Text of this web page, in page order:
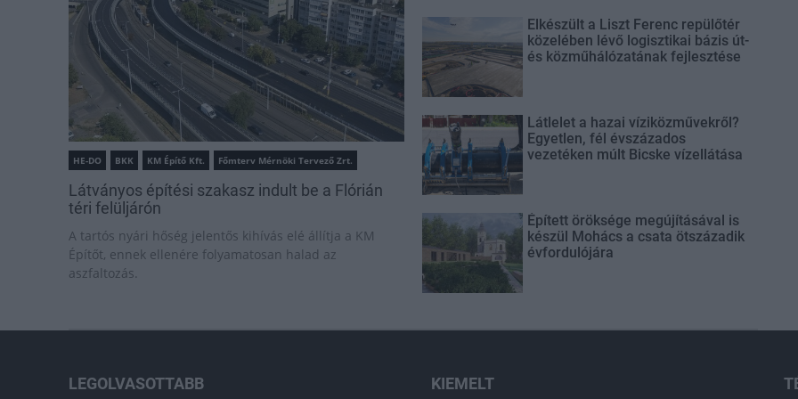
HE-DO BKK KM Építő Kft. Főmterv Mérnöki Tervező Zrt.
Látványos építési szakasz indult be a Flórián
téri felüljárón
A tartós nyári hőség jelentős kihívás elé állítja a KM
Építőt, ennek ellenére folyamatosan halad az
aszfaltozás.
Elkészült a Liszt Ferenc repülőtér
közelében lévő logisztikai bázis út-
és közműhálózatának fejlesztése
Látlelet a hazai víziközművekről?
Egyetlen, fél évszázados
vezetéken múlt Bicske vízellátása
Épített öröksége megújításával is
készül Mohács a csata ötszázadik
évfordulójára
LEGOLVASOTTABB KIEMELT